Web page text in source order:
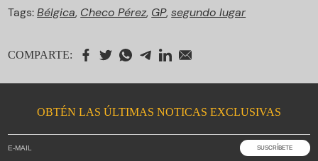
Tags:Bélgica, Checo Pérez, GP,segundo lugar
COMPARTE:
OBTÉN LAS ÚLTIMAS NOTICAS EXCLUSIVAS